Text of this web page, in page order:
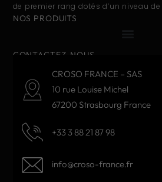
de premier rang dotés d’un niveau
NOS PRODUITS
CONTACTEZ-NOUS
CROSO FRANCE – SAS
10 rue Louise Michel
67200 Strasbourg France
+33 3 88 21 87 98
info@croso-france.fr